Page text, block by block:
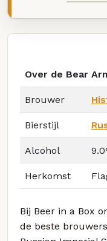
Over de Bear
Brouwer
Bierstijl
Alcohol
Herkomst
Bij Beer in a Box
de beste